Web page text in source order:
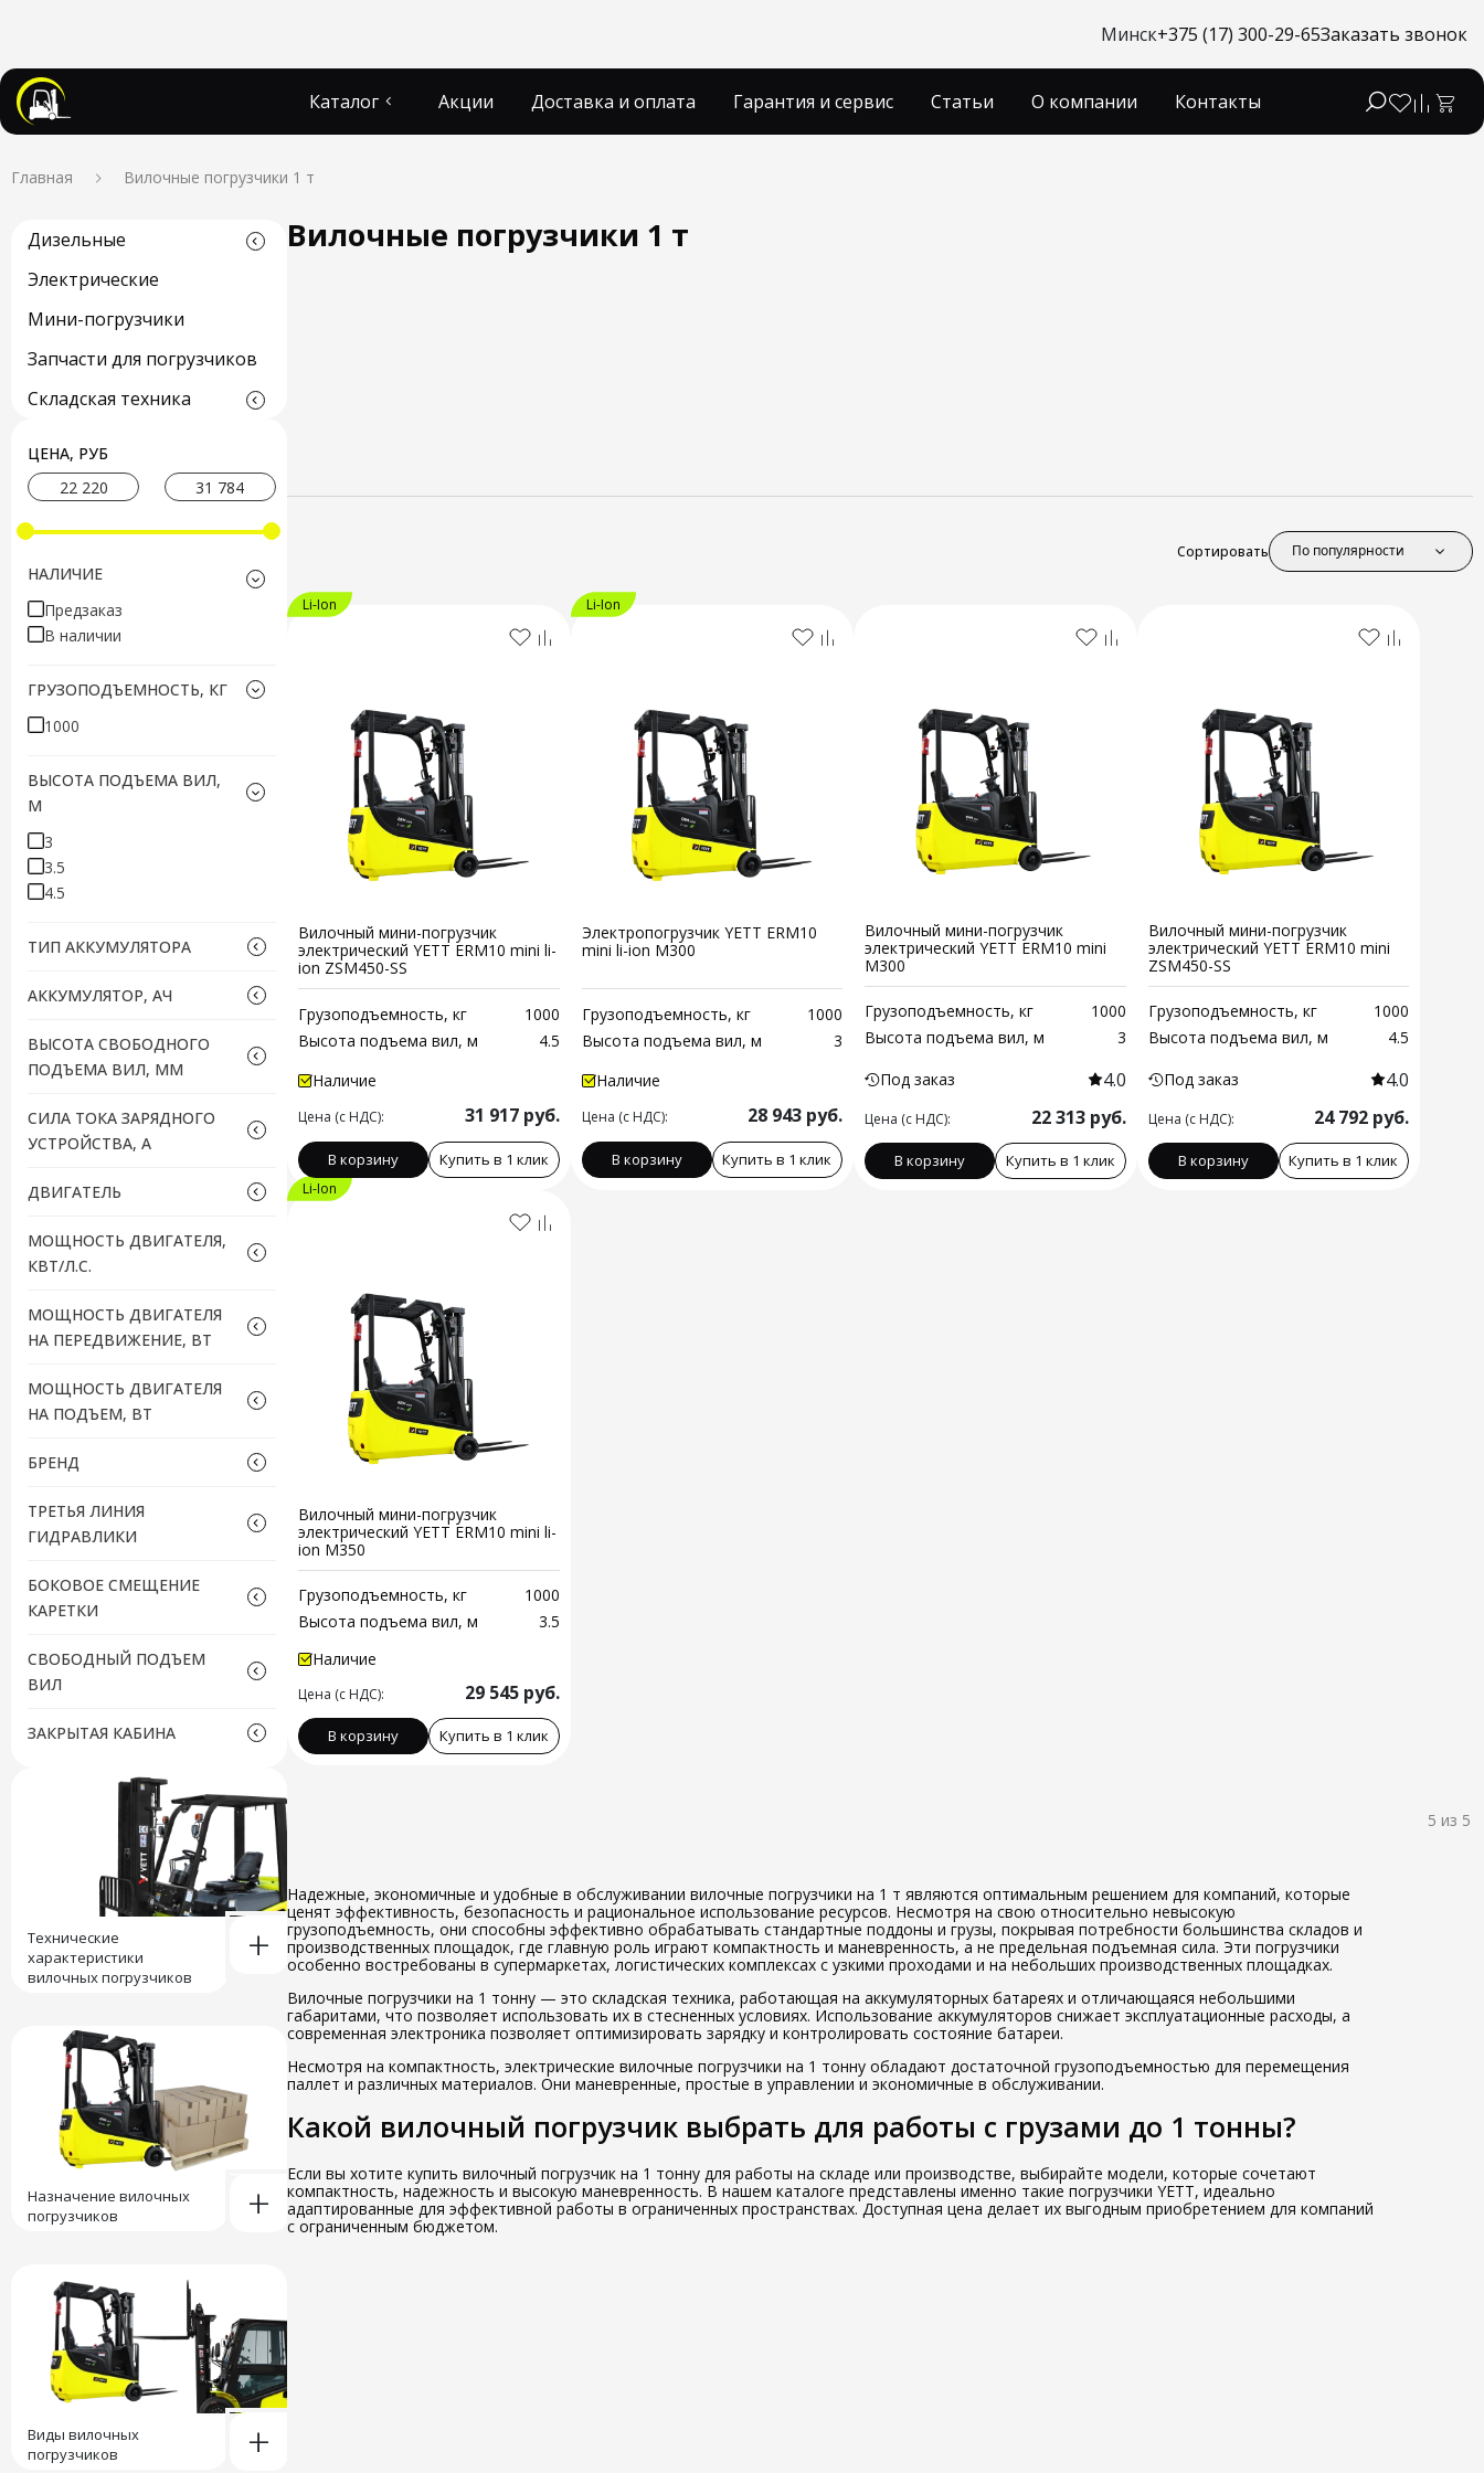
Минск+375 (17) 300-29-65Заказать звонок
Каталог Акции Доставка и оплата Гарантия и сервис Статьи О компании Контакты
Главная Вилочные погрузчики 1 т
Дизельные
Электрические
Мини-погрузчики
Запчасти для погрузчиков
Складская техника
ЦЕНА
НАЛИЧИЕ
Предзаказ
В наличии
ГРУЗОПОДЪЕМНОСТЬ, КГ
1000
ВЫСОТА ПОДЪЕМА ВИЛ,
М
3
3.5
4.5
ТИП АККУМУЛЯТОРА
литий-ионный
АККУМУЛЯТОР, АЧ
300
ВЫСОТА СВОБОДНОГО
ПОДЪЕМА ВИЛ, ММ
СИЛА ТОКА ЗАРЯДНОГО
УСТРОЙСТВА, А
50
ДВИГАТЕЛЬ
МОЩНОСТЬ ДВИГАТЕЛЯ,
КВТ/Л.С.
МОЩНОСТЬ ДВИГАТЕЛЯ
НА ПЕРЕДВИЖЕНИЕ, ВТ
МОЩНОСТЬ ДВИГАТЕЛЯ
НА ПОДЪЕМ, ВТ
БРЕНД
ТРЕТЬЯ ЛИНИЯ
ГИДРАВЛИКИ
БОКОВОЕ СМЕЩЕНИЕ
КАРЕТКИ
есть
СВОБОДНЫЙ ПОДЪЕМ
ВИЛ
есть
ЗАКРЫТАЯ КАБИНА
Технические
характеристики
вилочных погрузчиков
+
Назначение вилочных
погрузчиков
+
Виды вилочных
погрузчиков
+
Вилочные погрузчики 1 т
Сортировать По популярности
Li-Ion
Вилочный мини-погрузчик
электрический YETT ERM10 mini li-
ion ZSM450-SS
Грузоподъемность, кг
1000
Высота подъема вил, м
4.5
Наличие
Цена (с НДС): 31 917руб.
В корзину Купить в 1 клик
Li-Ion
Электропогрузчик YETT ERM10
mini li-ion M300
Грузоподъемность, кг
1000
Высота подъема вил, м
3
Наличие
Цена (с НДС): 28 943 руб.
В корзину Купить в 1 клик
Вилочный мини-погрузчик
электрический YETT ERM10 mini
M300
Грузоподъемность, кг
1000
Высота подъема вил, м
3
Под заказ
4.0
Цена (с НДС): 22 313руб.
В корзину Купить в 1 клик
Вилочный мини-погрузчик
электрический YETT ERM10 mini
ZSM450-SS
Грузоподъемность, кг
1000
Высота подъема вил, м
4.5
Под заказ
4.0
Цена (с НДС): 24 792 руб.
В корзину Купить в 1 клик
Li-Ion
Вилочный мини-погрузчик
электрический YETT ERM10 mini li-
ion M350
Грузоподъемность, кг
1000
Высота подъема вил, м
3.5
Наличие
Цена (с НДС): 29 545руб.
В корзину Купить в 1 клик
5 из 5
Надежные, экономичные и удобные в обслуживании вилочные погрузчики на 1 т являются оптимальным решением для компаний, которые
ценят эффективность, безопасность и рациональное использование ресурсов. Несмотря на свою относительно невысокую
грузоподъемность, они способны эффективно обрабатывать стандартные поддоны и грузы, покрывая потребности большинства складов и
производственных площадок, где главную роль играют компактность и маневренность, а не предельная подъемная сила. Эти погрузчики
особенно востребованы в супермаркетах, логистических комплексах с узкими проходами и на небольших производственных площадках.
Вилочные погрузчики на 1 тонну — это складская техника, работающая на аккумуляторных батареях и отличающаяся небольшими
габаритами, что позволяет использовать их в стесненных условиях. Использование аккумуляторов снижает эксплуатационные расходы, а
современная электроника позволяет оптимизировать зарядку и контролировать состояние батареи.
Несмотря на компактность, электрические вилочные погрузчики на 1 тонну обладают достаточной грузоподъемностью для перемещения
паллет и различных материалов. Они маневренные, простые в управлении и экономичные в обслуживании.
Какой вилочный погрузчик выбрать для работы с грузами до 1 тонны?
Если вы хотите купить вилочный погрузчик на 1 тонну для работы на складе или производстве, выбирайте модели, которые сочетают
компактность, надежность и высокую маневренность. В нашем каталоге представлены именно такие погрузчики YETT, идеально
адаптированные для эффективной работы в ограниченных пространствах. Доступная цена делает их выгодным приобретением для компаний
с ограниченным бюджетом.